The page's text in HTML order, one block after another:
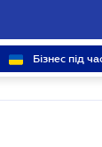
Бізнес під